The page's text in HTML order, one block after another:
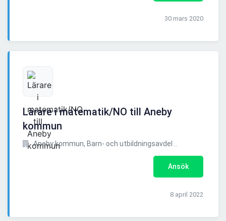
30 mars 2020
Lärare i matematik/NO till Aneby
kommun
Aneby kommun, Barn- och utbildningsavdel ..
Ansök
8 april 2022